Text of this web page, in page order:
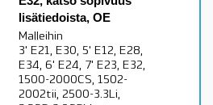
lisätiedoista, OE
Malleihin
3' E21, E30, 5' E12, E28,
E34, 6' E24, 7' E23, E32,
1500-2000CS, 1502-
2002tii, 2500-3.3Li,